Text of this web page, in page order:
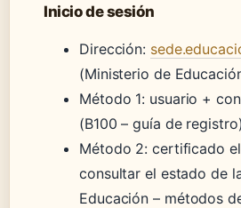
Inicio de sesión
Dirección:
(Ministerio de
Método 1: usuario +
(B100 – guía de registro)
Método 2: certificado
consultar el estado de
Educación – métodos